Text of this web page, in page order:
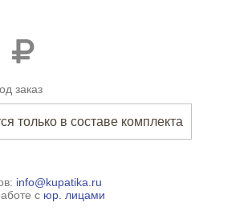
заказ
только в составе комплекта
info@kupatika.ru
с юр. лицами